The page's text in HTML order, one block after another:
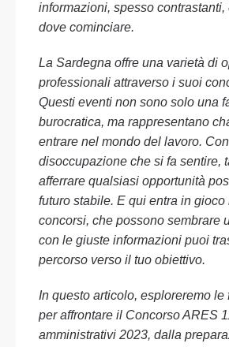
informazioni, spesso
dove cominciare.
La Sardegna offre una varietà di
professionali attraverso i suoi
Questi eventi non sono solo una
burocratica, ma rappresentano
entrare nel mondo del lavoro.
disoccupazione che si fa sentire,
afferrare qualsiasi opportunità
futuro stabile. E qui entra in gioco
concorsi, che possono sembrare
con le giuste informazioni puoi
percorso verso il tuo obiettivo.
In questo articolo, esploreremo
per affrontare il Concorso ARES
amministrativi 2023, dalla